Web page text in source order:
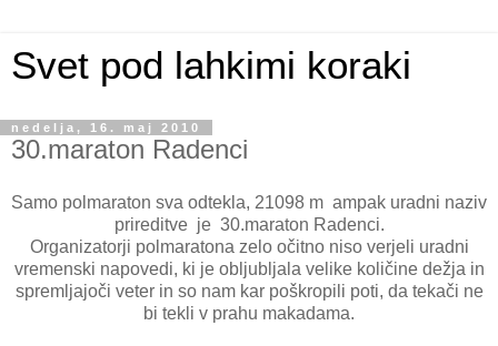
Svet pod lahkimi koraki
nedelja, 16. maj 2010
30.maraton Radenci
Samo polmaraton sva odtekla, 21098 m ampak uradni naziv
prireditve je 30.maraton Radenci.
Organizatorji polmaratona zelo očitno niso verjeli uradni
vremenski napovedi, ki je obljubljala velike količine dežja in
spremljajoči veter in so nam kar poškropili poti, da tekači ne
bi tekli v prahu makadama.